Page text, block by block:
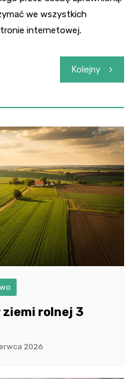
we wszystkich
internetowej.
Kolejny
rolnej 3
2026